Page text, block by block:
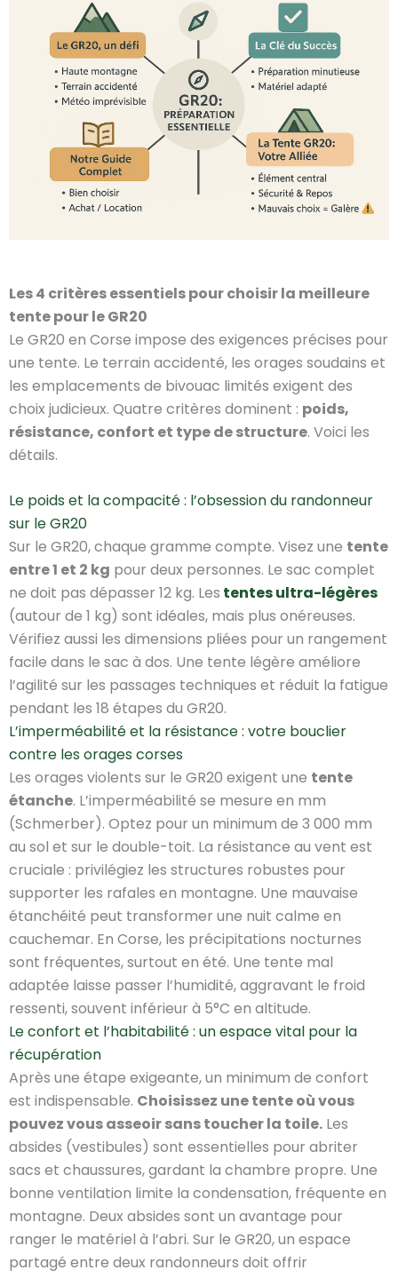
Les 4 critères essentiels pour choisir la meilleure
tente pour le GR20
Le GR20 en Corse impose des exigences précises pour
une tente. Le terrain accidenté, les orages soudains et
les emplacements de bivouac limités exigent des
choix judicieux. Quatre critères dominent : poids,
résistance, confort et type de structure. Voici les
détails.
Le poids et la compacité : l’obsession du randonneur
sur le GR20
Sur le GR20, chaque gramme compte. Visez une tente
entre 1 et 2 kg pour deux personnes. Le sac complet
ne doit pas dépasser 12 kg. Les tentesultra-légères
(autour de 1 kg) sont idéales, mais plus onéreuses.
Vérifiez aussi les dimensions pliées pour un rangement
facile dans le sac à dos. Une tente légère améliore
l’agilité sur les passages techniques et réduit la fatigue
pendant les 18 étapes du GR20.
L’imperméabilité et la résistance : votre bouclier
contre les orages corses
Les orages violents sur le GR20 exigent une tente
étanche. L’imperméabilité se mesure en mm
(Schmerber). Optez pour un minimum de 3 000 mm
au sol et sur le double-toit. La résistance au vent est
cruciale : privilégiez les structures robustes pour
supporter les rafales en montagne. Une mauvaise
étanchéité peut transformer une nuit calme en
cauchemar. En Corse, les précipitations nocturnes
sont fréquentes, surtout en été. Une tente mal
adaptée laisse passer l’humidité, aggravant le froid
ressenti, souvent inférieur à 5°C en altitude.
Le confort et l’habitabilité : un espace vital pour la
récupération
Après une étape exigeante, un minimum de confort
est indispensable. Choisissez une tente où vous
pouvez vous asseoir sans toucher la toile. Les
absides (vestibules) sont essentielles pour abriter
sacs et chaussures, gardant la chambre propre. Une
bonne ventilation limite la condensation, fréquente en
montagne. Deux absides sont un avantage pour
ranger le matériel à l’abri. Sur le GR20, un espace
partagé entre deux randonneurs doit offrir